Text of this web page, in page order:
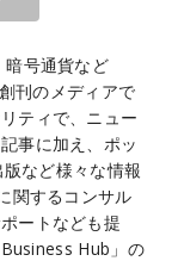
暗号通貨など
刊のメディアで
ティで、ニュー
事に加え、ポッ
など様々な情報
関するコンサル
ートなども提
Hub」の